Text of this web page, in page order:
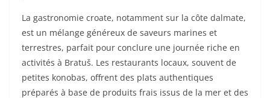
La gastronomie croate, notamment sur la côte dalmate,
est un mélange généreux de saveurs marines et
terrestres, parfait pour conclure une journée riche en
activités à Bratuš. Les restaurants locaux, souvent de
petites konobas, offrent des plats authentiques
préparés à base de produits frais issus de la mer et des